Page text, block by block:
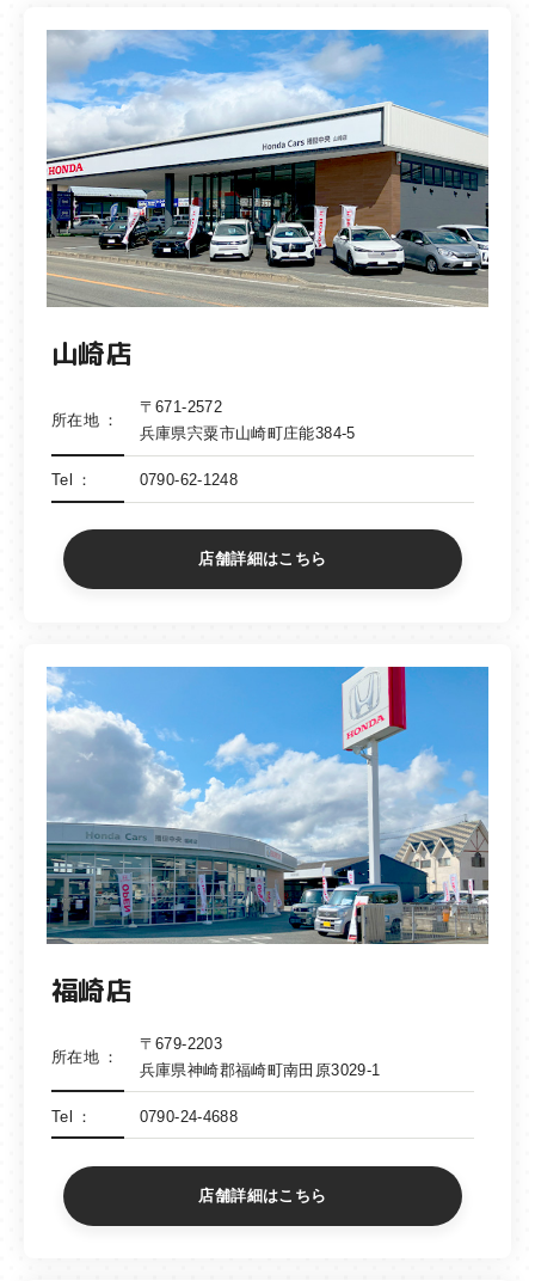
山崎店
所在地
〒671-2572
兵庫県宍粟市山崎町庄能384-5
Tel 0790-62-1248
店舗詳細はこちら
福崎店
所在地
〒679-2203
兵庫県神崎郡福崎町南田原3029-1
Tel 0790-24-4688
店舗詳細はこちら